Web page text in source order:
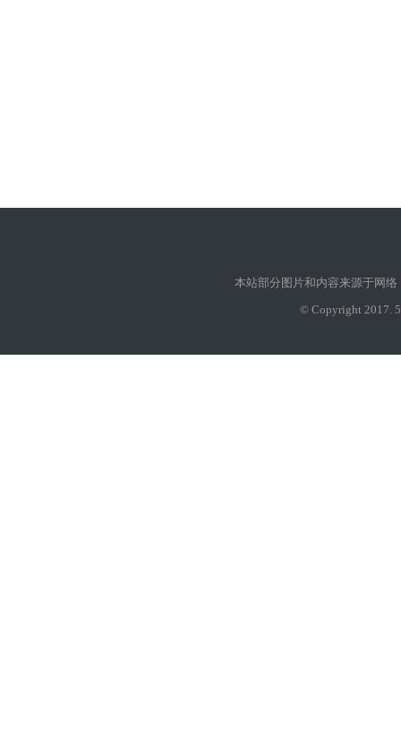
本站部分图片和内容来源于网
© Copyright 2017.